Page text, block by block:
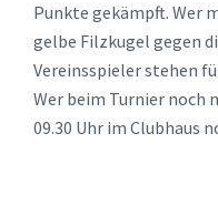
Punkte gekämpft. Wer
gelbe Filzkugel gegen
Vereinsspieler stehen
Wer beim Turnier noch
09.30 Uhr im Clubhaus